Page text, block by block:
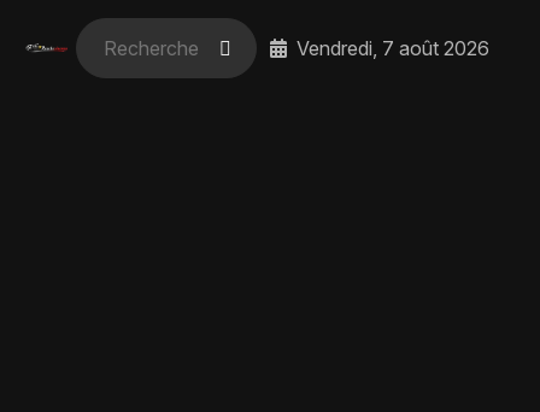
Vendredi, 7 août 2026